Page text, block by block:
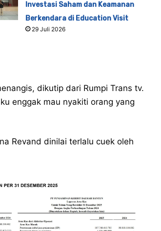
Investasi Saham dan Keamanan
Berkendara di Education Visit
29 Juli 2026
dikutip dari Rumpi Trans tv.
enggak mau nyakiti orang yang
Revand dinilai terlalu cuek oleh